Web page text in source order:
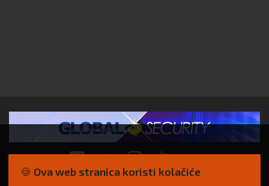
🍪 Ova web stranica koristi kolačiće